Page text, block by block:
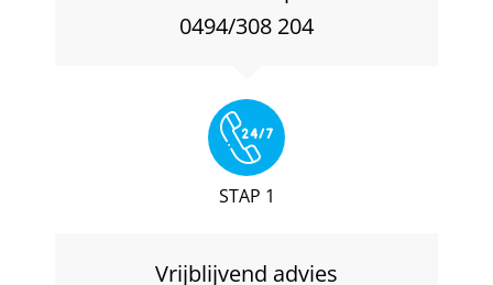
0494/308 204
STAP 1
Vrijblijvend advies